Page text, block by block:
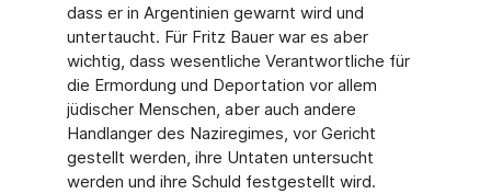
dass er in Argentinien gewarnt wird und
untertaucht. Für Fritz Bauer war es aber
wichtig, dass wesentliche Verantwortliche für
die Ermordung und Deportation vor allem
jüdischer Menschen, aber auch andere
Handlanger des Naziregimes, vor Gericht
gestellt werden, ihre Untaten untersucht
werden und ihre Schuld festgestellt wird.